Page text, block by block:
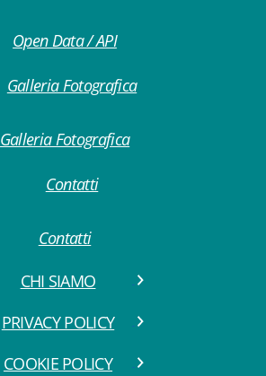
Open Data / API
Galleria Fotografica
Contatti
CHI SIAMO
PRIVACY POLICY
COOKIE POLICY